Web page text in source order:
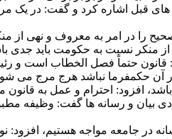
قبل اشاره کرد و گفت: در یک
صحیح را در امر به معروف و نهی از
منکر نسبت به حکومت باید جدی
قانون حتماً فصل الخطاب است و
آن حکمفرما نباشد هرج مرج می
باشد، افزود: احترام و عمل به
آزادی بیان و رسانه ها گفت:
در جامعه مواجه هستیم،